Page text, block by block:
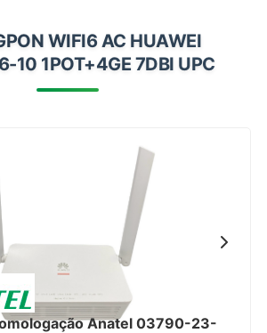
Onu Epon
Onu-Gpon-Gpon
Ferramentas-Tools
WIFI6 AC HUAWEI
10 1POT+4GE 7DBI UPC
Anatel 03790-23-